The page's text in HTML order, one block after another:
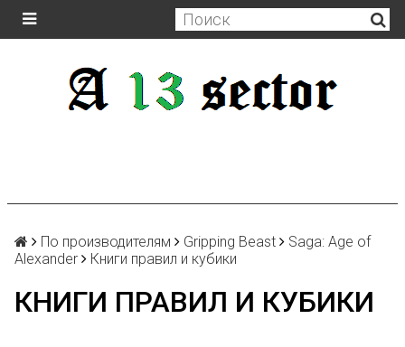
По производителям Gripping Beast
Saga: Age of
Alexander
Книги правил и кубики
КНИГИ ПРАВИЛ И КУБИКИ